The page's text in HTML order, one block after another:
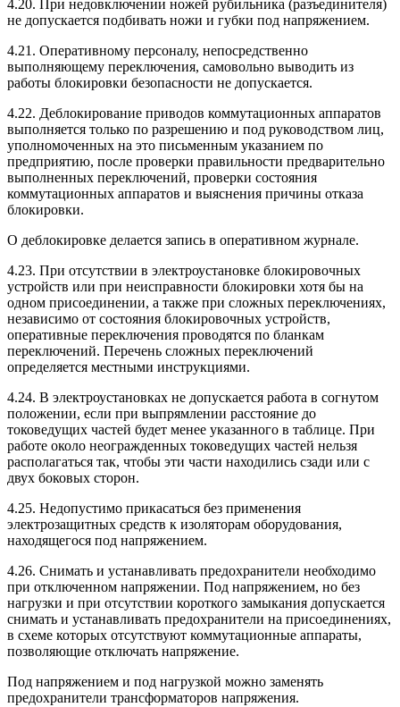
4.20. При недовключении ножей рубильника (разъединителя)
не допускается подбивать ножи и губки под напряжением.
4.21. Оперативному персоналу, непосредственно
выполняющему переключения, самовольно выводить из
работы блокировки безопасности не допускается.
4.22. Деблокирование приводов коммутационных аппаратов
выполняется только по разрешению и под руководством лиц,
уполномоченных на это письменным указанием по
предприятию, после проверки правильности предварительно
выполненных переключений, проверки состояния
коммутационных аппаратов и выяснения причины отказа
блокировки.
О деблокировке делается запись в оперативном журнале.
4.23. При отсутствии в электроустановке блокировочных
устройств или при неисправности блокировки хотя бы на
одном присоединении, а также при сложных переключениях,
независимо от состояния блокировочных устройств,
оперативные переключения проводятся по бланкам
переключений. Перечень сложных переключений
определяется местными инструкциями.
4.24. В электроустановках не допускается работа в согнутом
положении, если при выпрямлении расстояние до
токоведущих частей будет менее указанного в таблице. При
работе около неогражденных токоведущих частей нельзя
располагаться так, чтобы эти части находились сзади или с
двух боковых сторон.
4.25. Недопустимо прикасаться без применения
электрозащитных средств к изоляторам оборудования,
находящегося под напряжением.
4.26. Снимать и устанавливать предохранители необходимо
при отключенном напряжении. Под напряжением, но без
нагрузки и при отсутствии короткого замыкания допускается
снимать и устанавливать предохранители на присоединениях,
в схеме которых отсутствуют коммутационные аппараты,
позволяющие отключать напряжение.
Под напряжением и под нагрузкой можно заменять
предохранители трансформаторов напряжения.